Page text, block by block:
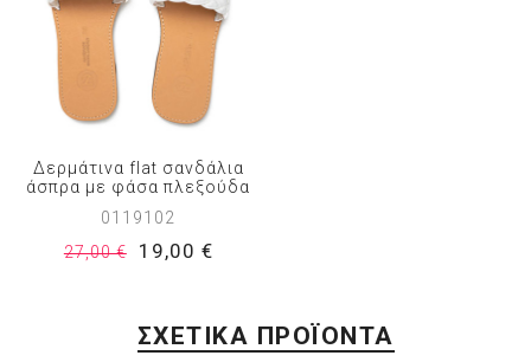
Δερμάτινα flat σανδάλια
άσπρα με φάσα πλεξούδα
0119102
27,00 €
19,00 €
ΣΧΕΤΙΚΑ ΠΡΟΪΟΝΤΑ